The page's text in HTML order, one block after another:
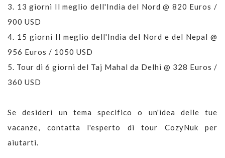
3. 13 giorni Il meglio dell'India del Nord @ 820 Euros /
900 USD
4. 15 giorni Il meglio dell'India del Nord e del Nepal @
956 Euros / 1050 USD
5. Tour di 6 giorni del Taj Mahal da Delhi @ 328 Euros /
360 USD
Se desideri un tema specifico o un'idea delle tue
vacanze, contatta l'esperto di tour CozyNuk per
aiutarti.